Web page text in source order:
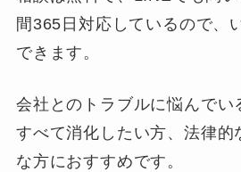
間365日対応しているので、
できます。
会社とのトラブルに悩んでい
すべて消化したい方、法律的
な方におすすめです。